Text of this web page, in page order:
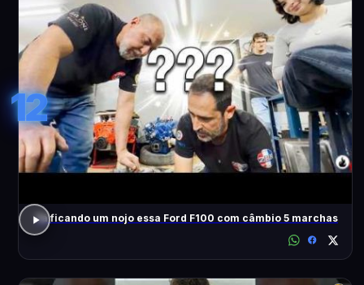
12
Tá ficando um nojo essa Ford F100 com câmbio 5 marchas